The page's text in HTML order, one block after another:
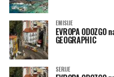
EMISIJE
EVROPA ODOZGO
GEOGRAPHIC
SERIJE